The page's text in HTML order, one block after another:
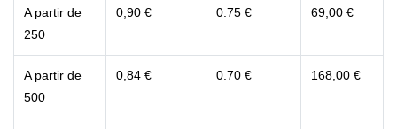
A partir de
250
0,90 € 0.75 € 69,00 €
A partir de
500
0,84 € 0.70 € 168,00 €